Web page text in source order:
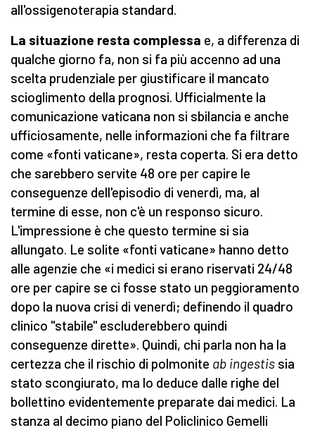
all'ossigenoterapia standard.
La situazione resta complessa e, a differenza di
qualche giorno fa, non si fa più accenno ad una
scelta prudenziale per giustificare il mancato
scioglimento della prognosi. Ufficialmente la
comunicazione vaticana non si sbilancia e anche
ufficiosamente, nelle informazioni che fa filtrare
come «fonti vaticane», resta coperta. Si era detto
che sarebbero servite 48 ore per capire le
conseguenze dell'episodio di venerdì, ma, al
termine di esse, non c'è un responso sicuro.
L'impressione è che questo termine si sia
allungato. Le solite «fonti vaticane» hanno detto
alle agenzie che «i medici si erano riservati 24/48
ore per capire se ci fosse stato un peggioramento
dopo la nuova crisi di venerdì; definendo il quadro
clinico "stabile" escluderebbero quindi
conseguenze dirette». Quindi, chi parla non ha la
certezza che il rischio di polmonite ab ingestis sia
stato scongiurato, ma lo deduce dalle righe del
bollettino evidentemente preparate dai medici. La
stanza al decimo piano del Policlinico Gemelli